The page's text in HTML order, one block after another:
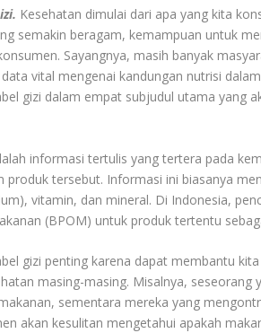
Kesehatan dimulai dari apa yang kita
semakin beragam, kemampuan untuk
Sayangnya, masih banyak
vital mengenai kandungan nutrisi
gizi dalam empat subjudul utama yang
informasi tertulis yang tertera pada
produk tersebut. Informasi ini biasanya
vitamin, dan mineral. Di Indonesia,
(BPOM) untuk produk tertentu
gizi penting karena dapat membantu
masing-masing. Misalnya,
sementara mereka yang
akan kesulitan mengetahui apakah